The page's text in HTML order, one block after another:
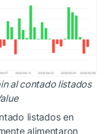
al contado listados
listados en
alimentaron